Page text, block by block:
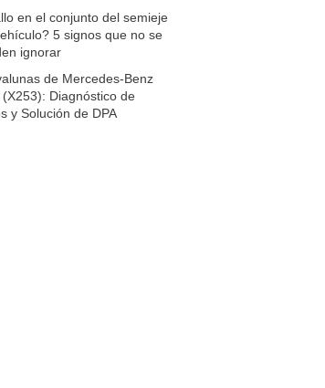
en el conjunto del semieje
5 signos que no se
ignorar
de Mercedes-Benz
(X253): Diagnóstico de
y Solución de DPA